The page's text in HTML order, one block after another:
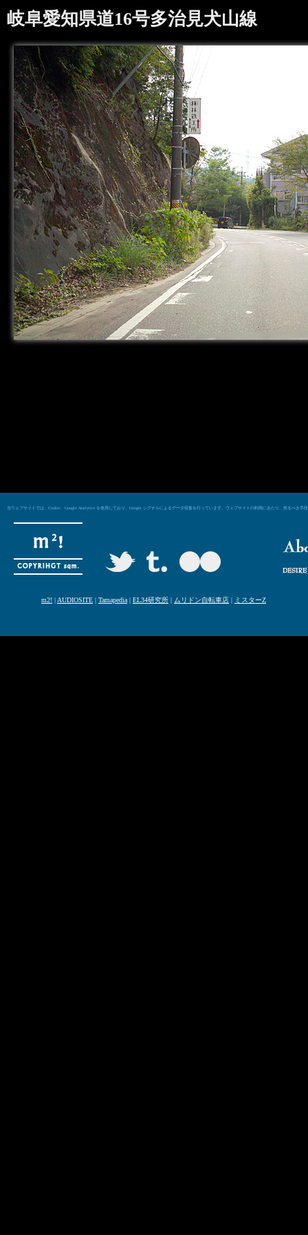
岐阜愛知県道16号多治見犬山線
当ウェブサイトでは、Cookie、Google Analytics を使用しており、Google シグナルによるデータ収集を行っています。ウェブサイトの利用にあたり、然るべき
m2! | AUDIOSITE | Tamapedia | EL34研究所 | ムリドン自転車店 | ミスターZ